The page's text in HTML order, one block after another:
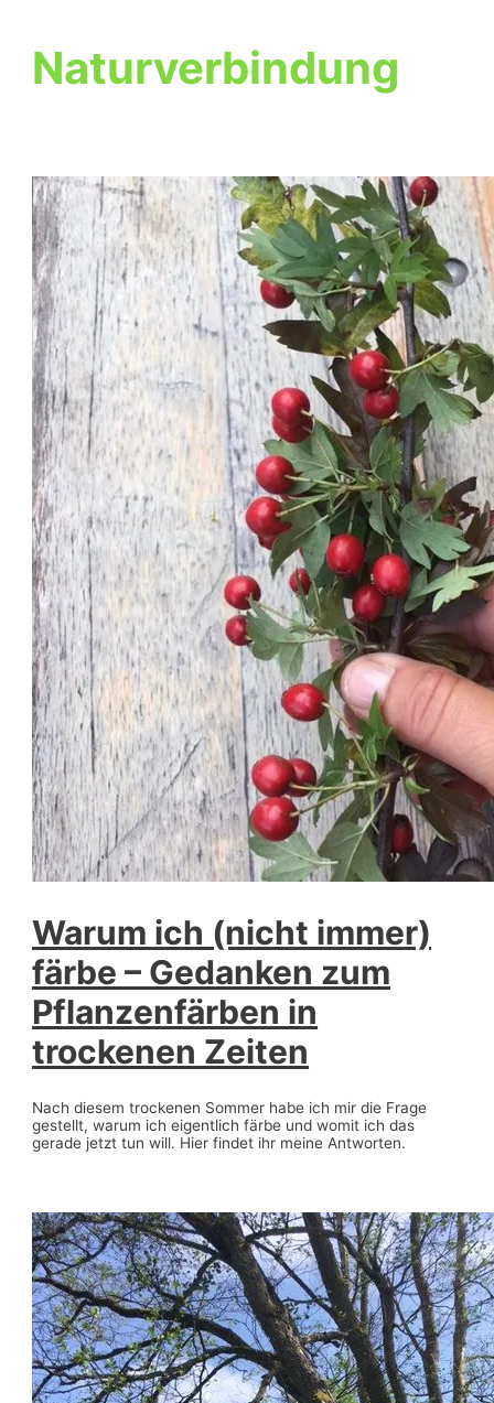
Naturverbindung
Warum ich (nicht immer)
färbe – Gedanken zum
Pflanzenfärben in
trockenen Zeiten
Nach diesem trockenen Sommer habe ich mir die Frage
gestellt, warum ich eigentlich färbe und womit ich das
gerade jetzt tun will. Hier findet ihr meine Antworten.